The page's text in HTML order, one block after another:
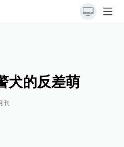
犬的反差萌
刊